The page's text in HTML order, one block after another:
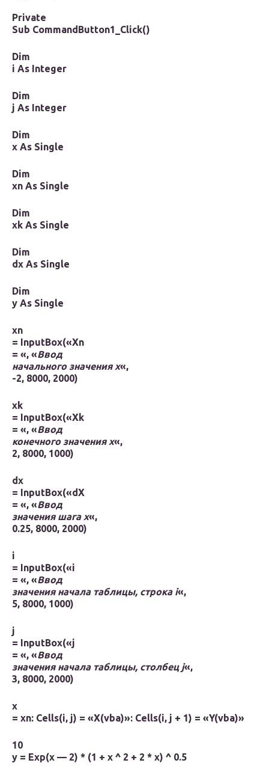
Private
Sub CommandButton1_Click()
Dim
i As Integer
Dim
j As Integer
Dim
x As Single
Dim
xn As Single
Dim
xk As Single
Dim
dx As Single
Dim
y As Single
xn
= InputBox(«Xn
= «, «Ввод
начального значения x«,
-2, 8000, 2000)
xk
= InputBox(«Xk
= «, «Ввод
конечного значения x«,
2, 8000, 1000)
dx
= InputBox(«dX
= «, «Ввод
значения шага x«,
0.25, 8000, 2000)
i
= InputBox(«i
= «, «Ввод
значения начала таблицы, строка i«,
5, 8000, 1000)
j
= InputBox(«j
= «, «Ввод
значения начала таблицы, столбец j«,
3, 8000, 2000)
x
= xn: Cells(i, j) = «X(vba)»: Cells(i, j + 1) = «Y(vba)»
10
y = Exp(x — 2) * (1 + x ^ 2 + 2 * x) ^ 0.5